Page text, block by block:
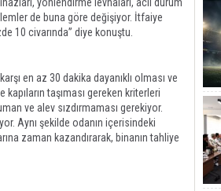
de buna göre değişiyor. İtfaiye
10 civarında” diye konuştu.
en az 30 dakika dayanıklı olması ve
taşıması gereken kriterleri
ve alev sızdırmaması gerekiyor.
Aynı şekilde odanın içerisindeki
zaman kazandırarak, binanın tahliye